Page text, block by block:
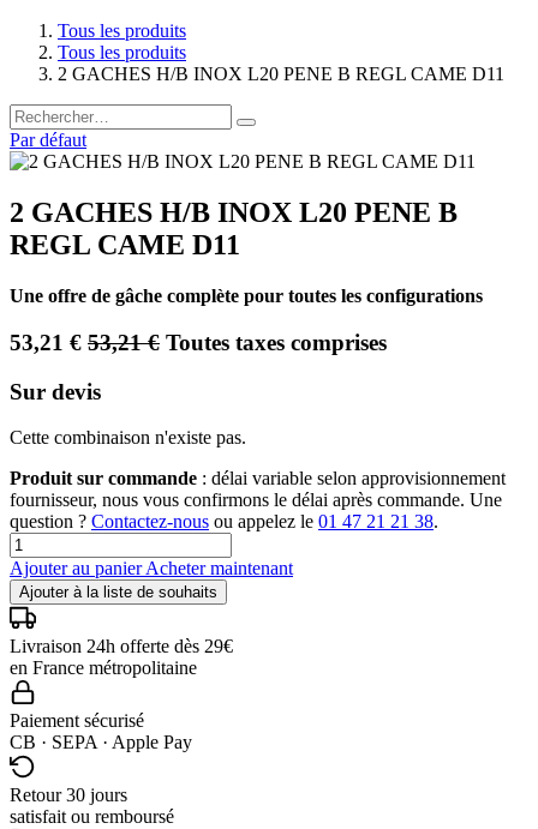
Tous les produits
Tous les produits
2 GACHES H/B INOX L20 PENE B REGL CAME D11
Par défaut
2 GACHES H/B INOX L20 PENE B
REGL CAME D11
Une offre de gâche complète pour toutes les configurations
53,21 € 53,21€ Toutes taxes comprises
Sur devis
Cette combinaison n'existe pas.
Produit sur commande : délai variable selon approvisionnement
fournisseur, nous vous confirmons le délai après commande. Une
question ? Contactez-nous ou appelez le 01 47 21 21 38.
Ajouter au panierAcheter maintenant
Ajouter à la liste de souhaits
Livraison 24h offerte dès 29€
en France métropolitaine
Paiement sécurisé
CB · SEPA · Apple Pay
Retour 30 jours
satisfait ou remboursé